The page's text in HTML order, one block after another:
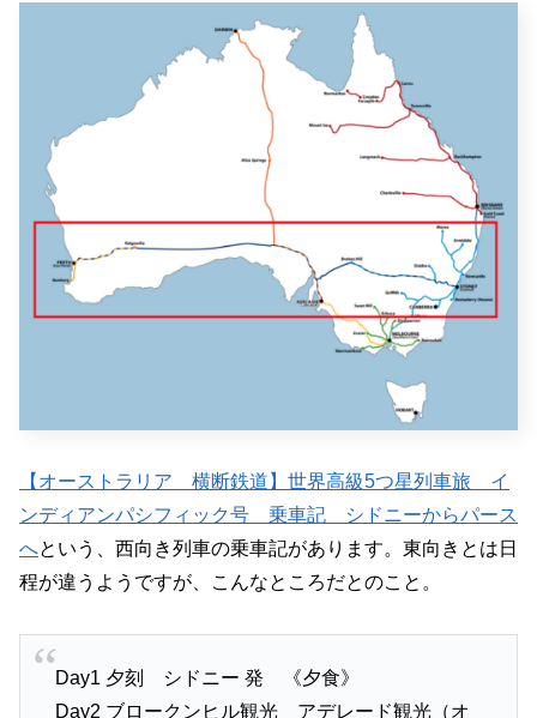
【オーストラリア 横断鉄道】世界高級5つ星列車旅 イ
ンディアンパシフィック号 乗車記 シドニーからパース
へという、西向き列車の乗車記があります。東向きとは日
程が違うようですが、こんなところだとのこと。
Day1 夕刻 シドニー 発 《夕食》
Day2 ブロークンヒル観光 アデレード観光（オ